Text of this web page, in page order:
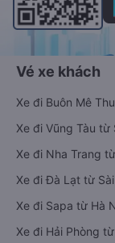
Vé xe khách
Xe đi Buôn Mê
Xe đi Vũng Tàu từ
Xe đi Nha Trang
Xe đi Đà Lạt từ Sài
Xe đi Sapa từ Hà
Xe đi Hải Phòng